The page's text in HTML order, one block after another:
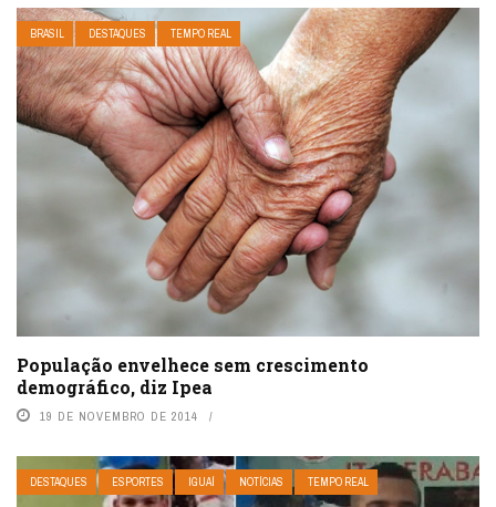
BRASIL DESTAQUES TEMPO REAL
População envelhece sem crescimento
demográfico, diz Ipea
19 DE NOVEMBRO DE 2014
DESTAQUES ESPORTES IGUAÍ NOTÍCIAS TEMPO REAL